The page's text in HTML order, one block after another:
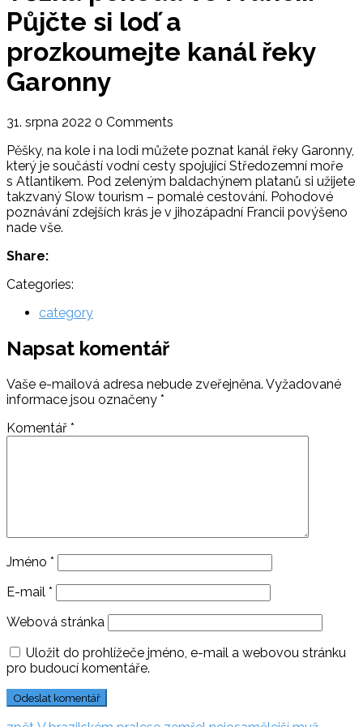
Půjčte si loď a
prozkoumejte kanál řeky
Garonny
31. srpna 2022 0 Comments
Pěšky, na kole i na lodi můžete poznat kanál řeky Garonny,
který je součástí vodní cesty spojující Středozemní moře
s Atlantikem. Pod zeleným baldachýnem platanů si užijete
takzvaný Slow tourism – pomalé cestování. Pohodové
poznávání zdejších krás je v jihozápadní Francii povýšeno
nade vše.
Share:
Categories:
category
Napsat komentář
Vaše e-mailová adresa nebude zveřejněna. Vyžadované
informace jsou označeny *
Komentář *
Jméno *
E-mail *
Webová stránka
Uložit do prohlížeče jméno, e-mail a webovou stránku
pro budoucí komentáře.